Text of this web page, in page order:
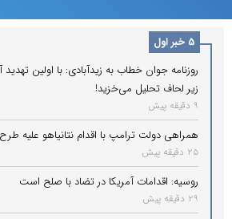
5 خبر اول
روزنامه جوان خطاب به زیدآبادی: با اولین تهدید
زیر لحاف تحلیل می‌خزید!
9 دقیقه پیش
همراهی دولت ترامپ با اقدام نتانیاهو علیه
25 دقیقه پیش
روسیه: اقدامات آمریکا در تضاد با صلح است
29 دقیقه پیش